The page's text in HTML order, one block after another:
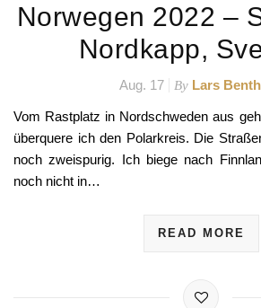
Norwegen 2022 –
Nordkapp,
Aug. 17 By Lars
Vom Rastplatz in Nordschweden aus
überquere ich den Polarkreis. Die
noch zweispurig. Ich biege nach
noch nicht in…
READ MORE